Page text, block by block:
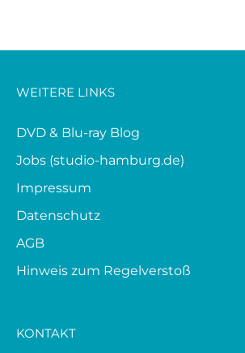
WEITERE LINKS
DVD & Blu-ray Blog
Jobs (studio-hamburg.de)
Impressum
Datenschutz
AGB
Hinweis zum Regelverstoß
KONTAKT